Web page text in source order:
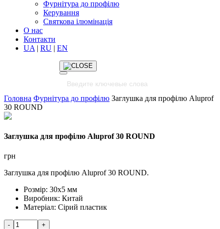
Фурнітура до профілю
Керування
Святкова ілюмінація
О нас
Контакти
UA | RU | EN
Головна Фурнітура до профілю Заглушка для профілю Aluprof
30 ROUND
Заглушка для профілю Aluprof 30 ROUND
грн
Заглушка для профілю Aluprof 30 ROUND.
Розмір: 30х5 мм
Виробник: Китай
Матеріал: Сірий пластик
-
+